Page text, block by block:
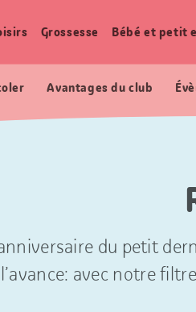
Grossesse Bébé et petit
Avantages du club
du petit
avec notre